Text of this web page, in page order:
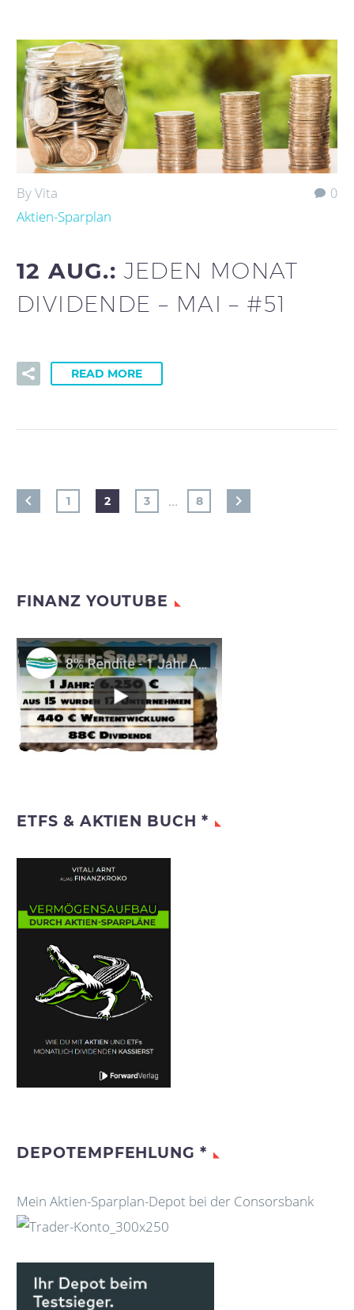
0
By Vita
Aktien-Sparplan
12 AUG.: JEDEN MONAT
DIVIDENDE – MAI – #51
READ MORE
1 2 3 … 8
FINANZ YOUTUBE
ETFS & AKTIEN BUCH *
DEPOTEMPFEHLUNG *
Mein Aktien-Sparplan-Depot bei der Consorsbank